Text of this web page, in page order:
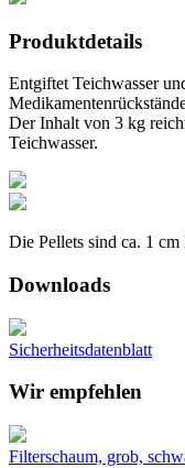
Produktdetails
Entgiftet Teichwasser
Der Inhalt von 3 kg
Teichwasser.
Die Pellets sind ca. 1 cm
Downloads
Sicherheitsdatenblatt
Wir empfehlen
Filterschaum, grob,